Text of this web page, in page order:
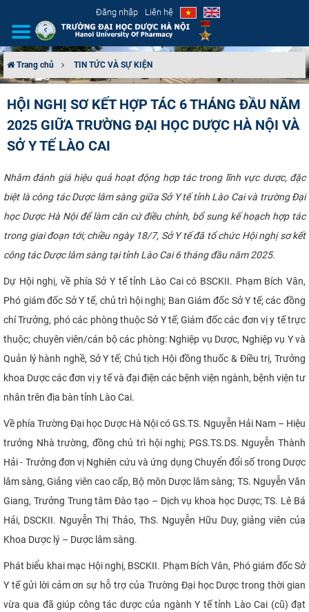
Đăng nhập Liên hệ
CƠ CẤU TỔ CHỨC
ĐÀO TẠO
ĐẢM BẢO CHẤT LƯỢNG
KHOA HỌC CÔNG NGHỆ
HTQT
CỰU NGƯỜI HỌC
Trang chủ TIN TỨC VÀ SỰ KIỆN
HỘI NGHỊ SƠ KẾT HỢP TÁC 6 THÁNG ĐẦU NĂM
2025 GIỮA TRƯỜNG ĐẠI HỌC DƯỢC HÀ NỘI VÀ
SỞ Y TẾ LÀO CAI
Nhằm đánh giá hiệu quả hoạt động hợp tác trong lĩnh vực dược, đặc
biệt là công tác Dược lâm sàng giữa Sở Y tế tỉnh Lào Cai và trường Đại
học Dược Hà Nội để làm căn cứ điều chỉnh, bổ sung kế hoạch hợp tác
trong giai đoạn tới; chiều ngày 18/7, Sở Y tế đã tổ chức Hội nghị sơ kết
công tác Dược lâm sàng tại tỉnh Lào Cai 6 tháng đầu năm 2025.
Dự Hội nghị, về phía Sở Y tế tỉnh Lào Cai có BSCKII. Phạm Bích Vân,
Phó giám đốc Sở Y tế, chủ trì hội nghị; Ban Giám đốc Sở Y tế; các đồng
chí Trưởng, phó các phòng thuộc Sở Y tế; Giám đốc các đơn vị y tế trực
thuộc; chuyên viên/cán bộ các phòng: Nghiệp vụ Dược, Nghiệp vụ Y và
Quản lý hành nghề, Sở Y tế; Chủ tịch Hội đồng thuốc & Điều trị, Trưởng
khoa Dược các đơn vị y tế và đại điện các bệnh viện ngành, bệnh viện tư
nhân trên địa bàn tỉnh Lào Cai.
Về phía Trường Đại học Dược Hà Nội có GS.TS. Nguyễn Hải Nam – Hiệu
trưởng Nhà trường, đồng chủ trì hội nghị; PGS.TS.DS. Nguyễn Thành
Hải - Trưởng đơn vị Nghiên cứu và ứng dụng Chuyển đổi số trong Dược
lâm sàng, Giảng viên cao cấp, Bộ môn Dược lâm sàng; TS. Nguyễn Văn
Giang, Trưởng Trung tâm Đào tạo – Dịch vụ khoa học Dược; TS. Lê Bá
Hải, DSCKII. Nguyễn Thị Thảo, ThS. Nguyễn Hữu Duy, giảng viên của
Khoa Dược lý – Dược lâm sàng.
Phát biểu khai mạc Hội nghị, BSCKII. Phạm Bích Vân, Phó giám đốc Sở
Y tế gửi lời cảm ơn sự hỗ trợ của Trường Đại học Dược trong thời gian
vừa qua đã giúp công tác dược của ngành Y tế tỉnh Lào Cai (cũ) đạt